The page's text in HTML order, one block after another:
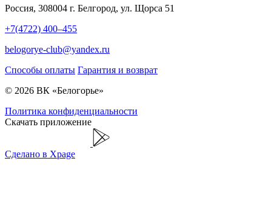
Россия, 308004 г. Белгород, ул. Щорса 51
+7(4722) 400–455
belogorye-club@yandex.ru
Способы оплаты Гарантия и возврат
© 2026 ВК «Белогорье»
Политика конфиденциальности
Скачать приложение
Сделано в Xpage